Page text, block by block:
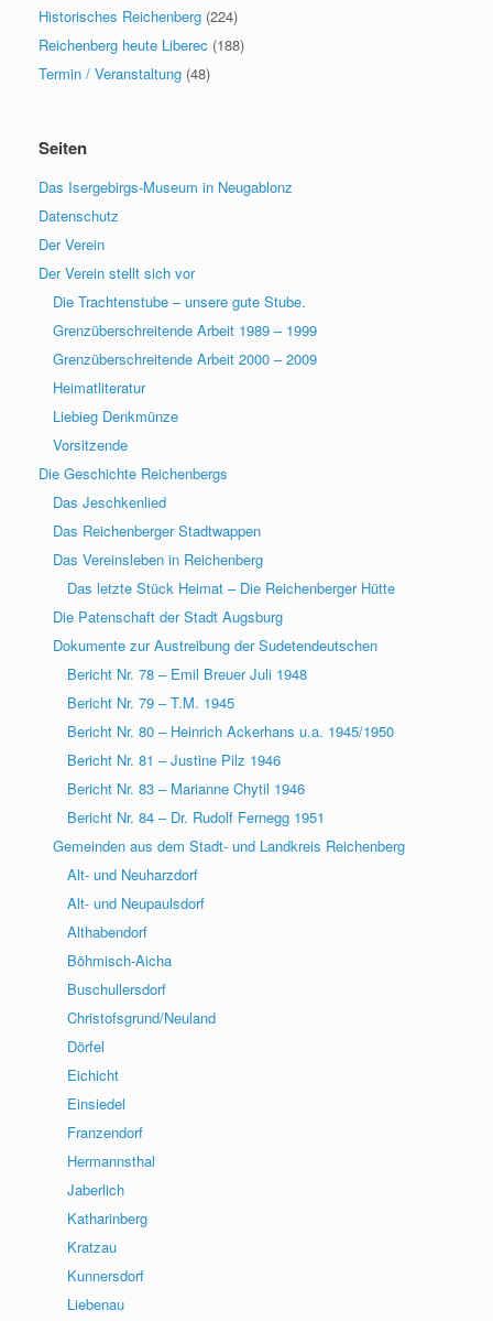
Historisches Reichenberg (224)
Reichenberg heute Liberec (188)
Termin / Veranstaltung (48)
Seiten
Das Isergebirgs-Museum in Neugablonz
Datenschutz
Der Verein
Der Verein stellt sich vor
Die Trachtenstube – unsere gute Stube.
Grenzüberschreitende Arbeit 1989 – 1999
Grenzüberschreitende Arbeit 2000 – 2009
Heimatliteratur
Liebieg Denkmünze
Vorsitzende
Die Geschichte Reichenbergs
Das Jeschkenlied
Das Reichenberger Stadtwappen
Das Vereinsleben in Reichenberg
Das letzte Stück Heimat – Die Reichenberger Hütte
Die Patenschaft der Stadt Augsburg
Dokumente zur Austreibung der Sudetendeutschen
Bericht Nr. 78 – Emil Breuer Juli 1948
Bericht Nr. 79 – T.M. 1945
Bericht Nr. 80 – Heinrich Ackerhans u.a. 1945/1950
Bericht Nr. 81 – Justine Pilz 1946
Bericht Nr. 83 – Marianne Chytil 1946
Bericht Nr. 84 – Dr. Rudolf Fernegg 1951
Gemeinden aus dem Stadt- und Landkreis Reichenberg
Alt- und Neuharzdorf
Alt- und Neupaulsdorf
Althabendorf
Böhmisch-Aicha
Buschullersdorf
Christofsgrund/Neuland
Dörfel
Eichicht
Einsiedel
Franzendorf
Hermannsthal
Jaberlich
Katharinberg
Kratzau
Kunnersdorf
Liebenau